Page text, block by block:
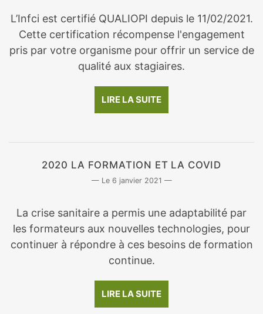
L’Infci est certifié QUALIOPI depuis le 11/02/2021.
Cette certification récompense l'engagement
pris par votre organisme pour offrir un service de
qualité aux stagiaires.
LIRE LA SUITE
2020 LA FORMATION ET LA COVID
6 janvier 2021
La crise sanitaire a permis une adaptabilité par
les formateurs aux nouvelles technologies, pour
continuer à répondre à ces besoins de formation
continue.
LIRE LA SUITE